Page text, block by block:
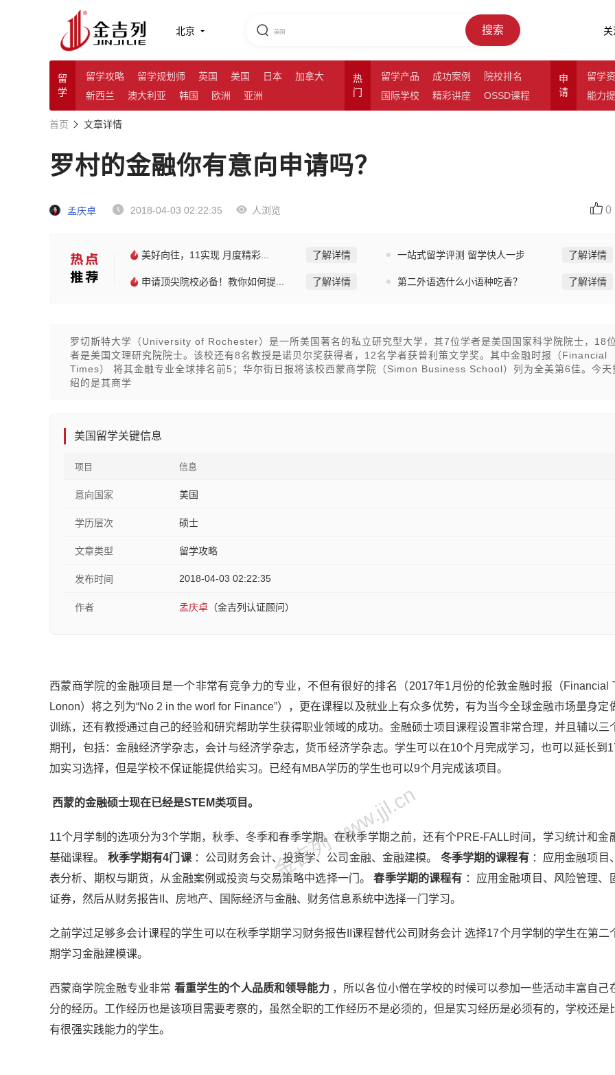
北京 搜索
留
学
留学攻略 留学规划师 英国 美国 日本
加拿大
新西兰
澳大利亚 韩国 欧洲 亚洲
热
门
留学产品 成功案例
院校排名
国际学校
精彩讲座 OSSD课程
申
请
留学
能力
首页 文章详情
罗村的金融你有意向申请吗？
孟庆卓 2018-04-03 02:22:35 人浏览 0
美好向往，11实现 月度精彩... 了解详情 一站式留学评测 留学快人一步 了解详情
申请顶尖院校必备！教你如何提... 了解详情 第二外语选什么小语种吃香？ 了解详情
罗切斯特大学（University of Rochester）是一所美国著名的私立研究型大学，其7位学者是美国国家科学院院士，18
者是美国文理研究院院士。该校还有8名教授是诺贝尔奖获得者，12名学者获普利策文学奖。其中金融时报（Financial
Times） 将其金融专业全球排名前5；华尔街日报将该校西蒙商学院（Simon Business School）列为全美第6佳。今天
绍的是其商学
美国留学关键信息
项目 信息
意向国家 美国
学历层次 硕士
文章类型 留学攻略
发布时间 2018-04-03 02:22:35
作者 孟庆卓 （金吉列认证顾问）
西蒙商学院的金融项目是一个非常有竞争力的专业，不但有很好的排名（2017年1月份的伦敦金融时报（Financial
Lonon）将之列为“No 2 in the worl for Finance”），更在课程以及就业上有众多优势，有为当今全球金融市场量身定
训练，还有教授通过自己的经验和研究帮助学生获得职业领域的成功。金融硕士项目课程设置非常合理，并且辅以三
期刊，包括：金融经济学杂志，会计与经济学杂志，货币经济学杂志。学生可以在10个月完成学习，也可以延长到
加实习选择，但是学校不保证能提供给实习。已经有MBA学历的学生也可以9个月完成该项目。
西蒙的金融硕士现在已经是STEM类项目。
11个月学制的选项分为3个学期，秋季、冬季和春季学期。在秋季学期之前，还有个PRE-FALL时间，学习统计和金
基础课程。 秋季学期有4门课：公司财务会计、投资学、公司金融、金融建模。 冬季学期的课程有：应用金融项目
表分析、期权与期货，从金融案例或投资与交易策略中选择一门。春季学期的课程有 ：应用金融项目、风险管理、
证券，然后从财务报告II、房地产、国际经济与金融、财务信息系统中选择一门学习。
之前学过足够多会计课程的学生可以在秋季学期学习财务报告II课程替代公司财务会计 选择17个月学制的学生在第二
期学习金融建模课。
西蒙商学院金融专业非常 看重学生的个人品质和领导能力，所以各位小僧在学校的时候可以参加一些活动丰富自己
分的经历。工作经历也是该项目需要考察的，虽然全职的工作经历不是必须的，但是实习经历是必须有的，学校还是
有很强实践能力的学生。
金吉列 www.jjl.cn